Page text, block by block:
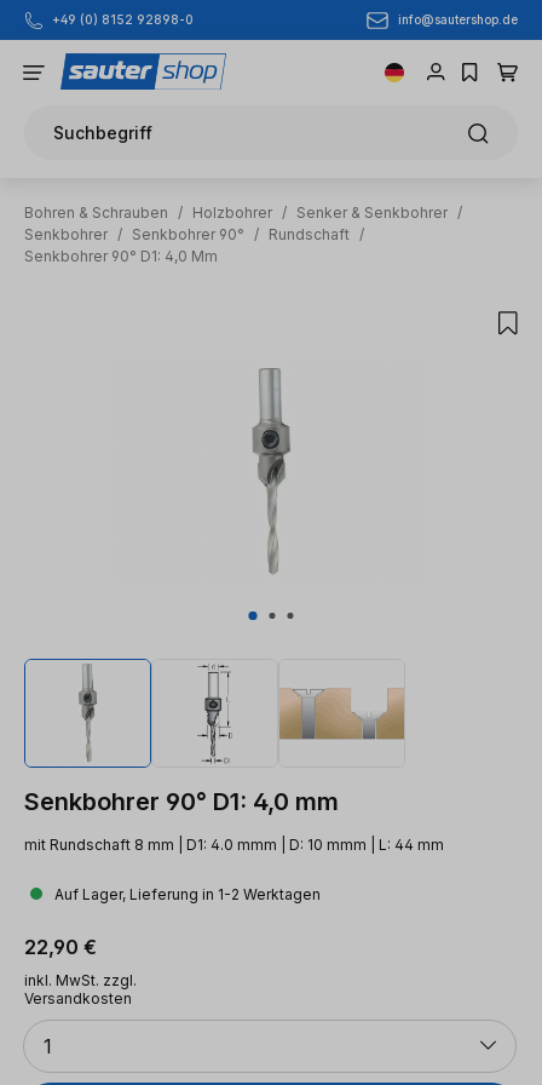
Zum Hauptinhalt springen
+49 (0) 8152 92898-0 info@sautershop.de
Suchbegriff
Bohren & Schrauben / Holzbohrer / Senker & Senkbohrer /
Senkbohrer / Senkbohrer 90° / Rundschaft /
Senkbohrer 90° D1: 4,0 Mm
Senkbohrer 90° D1: 4,0 mm
mit Rundschaft 8 mm | D1: 4.0 mmm | D: 10 mmm | L: 44 mm
Auf Lager, Lieferung in 1-2 Werktagen
Regulärer Preis:
22,90 €
inkl. MwSt. zzgl.
Versandkosten
Anzahl
1